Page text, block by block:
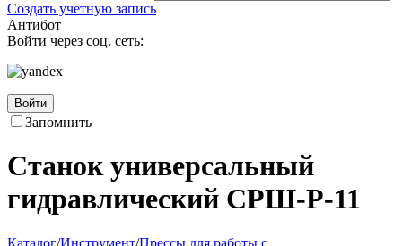
Создать учетную запись
Антибот
Войти через соц. сеть:
Войти
Запомнить
Станок универсальный
гидравлический СРШ-Р-11
Каталог/Инструмент/Прессы для работы с